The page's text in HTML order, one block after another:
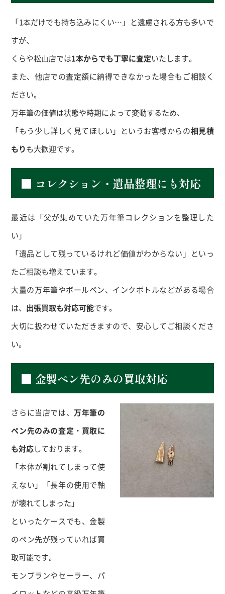
「1本だけでも持ち込みにくい…」と遠慮される方も多いで
すが、
くらや松山店では1本からでも丁寧に査定いたします。
また、他店での査定額に納得できなかった場合もご相談く
ださい。
万年筆の価値は状態や時期によって変動するため、
「もう少し詳しく見てほしい」というお客様からの相見積
もりも大歓迎です。
■ コレクション・遺品整理にも対応
最近は「父が集めていた万年筆コレクションを整理した
い」
「遺品として残っているけれど価値がわからない」といっ
たご相談も増えています。
大量の万年筆やボールペン、インクボトルなどがある場合
は、 出張買取も対応可能です。
大切に扱わせていただきますので、安心してご相談くださ
い。
■ 金製ペン先のみの買取対応
さらに当店では、 万年筆の
ペン先のみの査定・買取に
も対応しております。
「本体が割れてしまって使
えない」「長年の使用で軸
が壊れてしまった」
といったケースでも、金製
のペン先が残っていれば買
取可能です。
モンブランやセーラー、パ